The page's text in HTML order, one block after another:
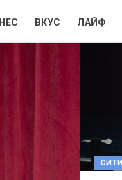
ВКУС ЛАЙФ
СИТИ